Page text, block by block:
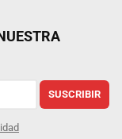
SUSCRIBIR